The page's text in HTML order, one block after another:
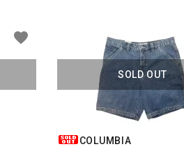
favorite
SOLD OUT
COLUMBIA
カテゴリ